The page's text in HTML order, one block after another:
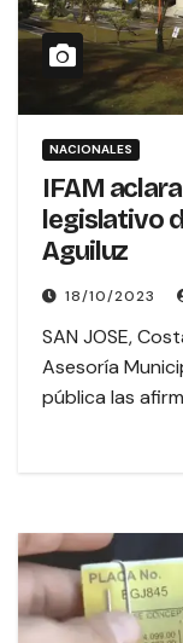
NACIONALES
IFAM
legislativo
Aguiluz
18/10/2023
SAN JOSE,
Asesoría
pública las